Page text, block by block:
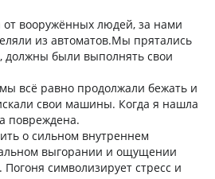
от вооружённых людей, за нами
из автоматов.Мы прятались
должны были выполнять свои
всё равно продолжали бежать и
свои машины. Когда я нашла
повреждена.
о сильном внутреннем
выгорании и ощущении
Погоня символизирует стресс и